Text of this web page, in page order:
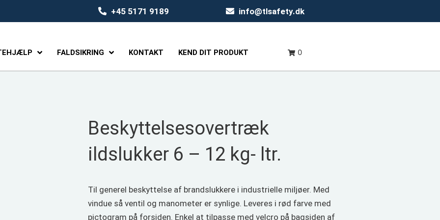
+45 5171 9189 info@tlsafety.dk
FALDSIKRING KONTAKT KEND DIT PRODUKT 0
Beskyttelsesovertræk
ildslukker 6 – 12 kg- ltr.
Til generel beskyttelse af brandslukkere i industrielle miljøer. Med
vindue så ventil og manometer er synlige. Leveres i rød farve med
pictogram på forsiden. Enkel at tilpasse med velcro på bagsiden af